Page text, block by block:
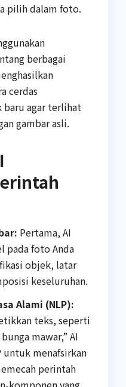
pilih dalam foto.
berbagai
cerdas
baru agar terlihat
gambar asli.
Pertama, AI
pada foto Anda
objek, latar
keseluruhan.
Alami (NLP):
teks, seperti
mawar,” AI
untuk menafsirkan
perintah